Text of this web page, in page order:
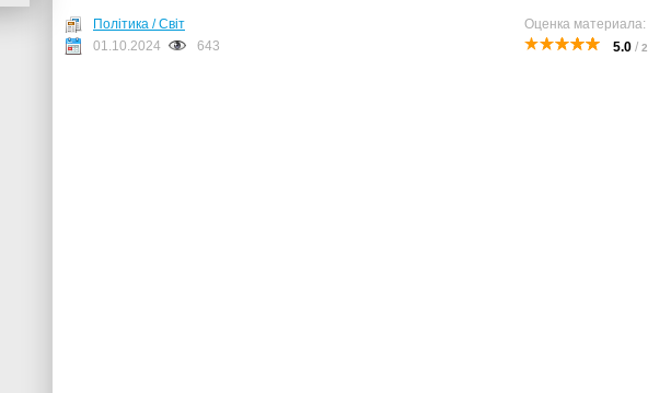
Оценка материала:
5.0 / 2
Політика / Світ
01.10.2024
643